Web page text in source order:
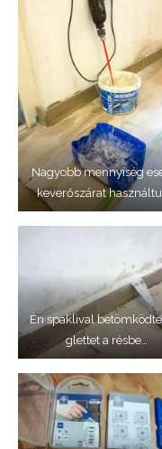
Nagyobb mennyiség
keverőszárat
Én spaklival
glettet a résbe…